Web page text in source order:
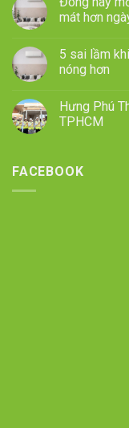
mát hơn
5 sai lầm
nóng hơn
Hưng Phú
TPHCM
FACEBOOK